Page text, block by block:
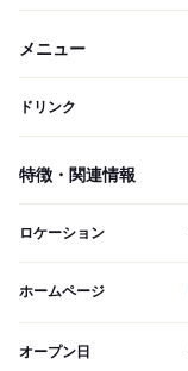
メニュー
ドリンク
特徴・関連情報
ロケーション
ホームページ
オープン日